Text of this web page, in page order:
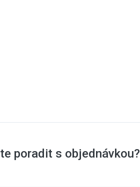
poradit s objednávkou?